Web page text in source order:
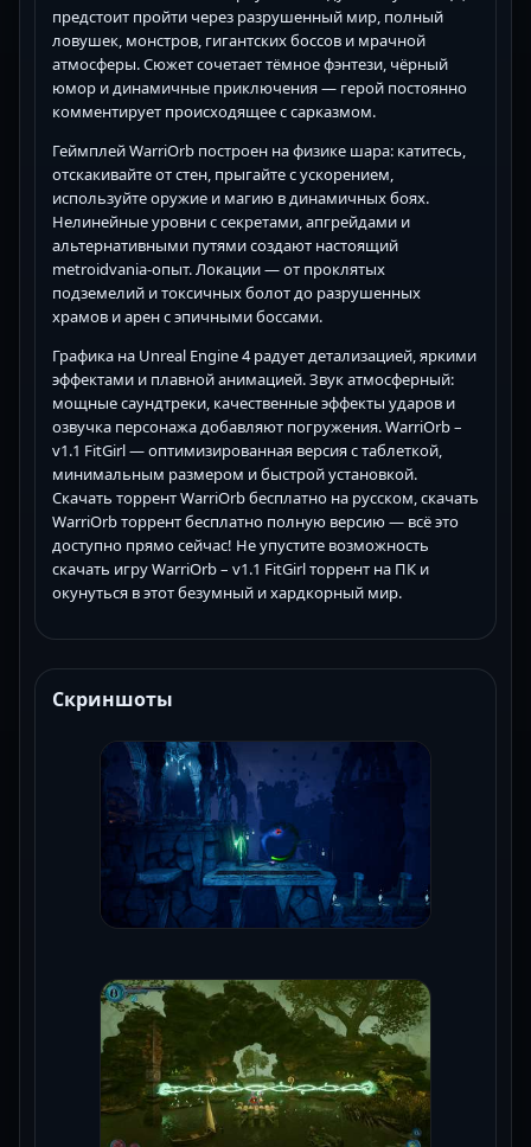
предстоит пройти через разрушенный мир, полный
ловушек, монстров, гигантских боссов и мрачной
атмосферы. Сюжет сочетает тёмное фэнтези, чёрный
юмор и динамичные приключения — герой постоянно
комментирует происходящее с сарказмом.
Геймплей WarriOrb построен на физике шара: катитесь,
отскакивайте от стен, прыгайте с ускорением,
используйте оружие и магию в динамичных боях.
Нелинейные уровни с секретами, апгрейдами и
альтернативными путями создают настоящий
metroidvania-опыт. Локации — от проклятых
подземелий и токсичных болот до разрушенных
храмов и арен с эпичными боссами.
Графика на Unreal Engine 4 радует детализацией, яркими
эффектами и плавной анимацией. Звук атмосферный:
мощные саундтреки, качественные эффекты ударов и
озвучка персонажа добавляют погружения. WarriOrb –
v1.1 FitGirl — оптимизированная версия с таблеткой,
минимальным размером и быстрой установкой.
Скачать торрент WarriOrb бесплатно на русском, скачать
WarriOrb торрент бесплатно полную версию — всё это
доступно прямо сейчас! Не упустите возможность
скачать игру WarriOrb – v1.1 FitGirl торрент на ПК и
окунуться в этот безумный и хардкорный мир.
Скриншоты